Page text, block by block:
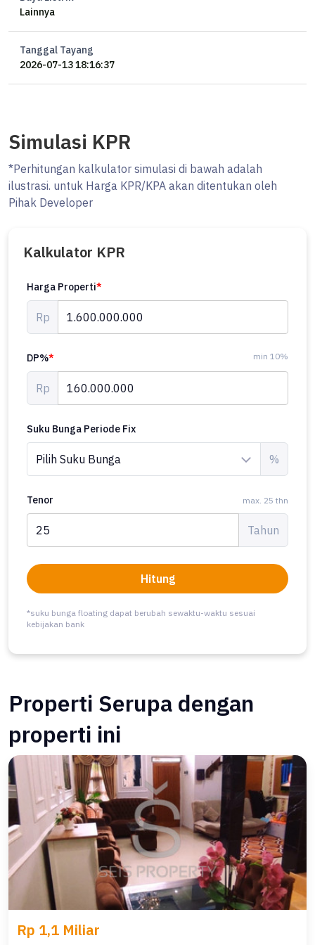
Harga ~1,8M~ 1,6 M nego
Njop 1,4
Lainnya
Tanggal Tayang
2026-07-13 18:16:37
Simulasi KPR
*Perhitungan kalkulator simulasi di bawah adalah
ilustrasi. untuk Harga KPR/KPA akan ditentukan oleh
Pihak Developer
Kalkulator KPR
Harga Properti*
Rp
DP%* min 10%
Rp
Suku Bunga Periode Fix
%
Tenor max. 25 thn
Tahun
Hitung
*suku bunga floating dapat berubah sewaktu-waktu sesuai
kebijakan bank
Properti Serupa dengan
properti ini
Rp 1,1 Miliar